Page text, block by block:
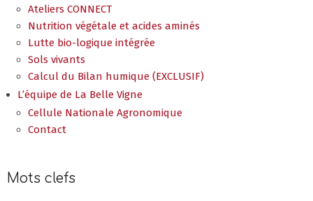
Ateliers CONNECT
Nutrition végétale et acides aminés
Lutte bio-logique intégrée
Sols vivants
Calcul du Bilan humique (EXCLUSIF)
L’équipe de La Belle Vigne
Cellule Nationale Agronomique
Contact
Mots clefs